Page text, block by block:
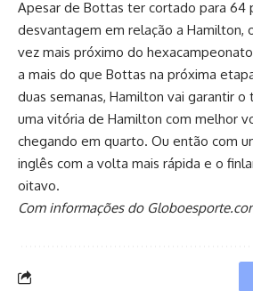
Apesar de Bottas ter cortado para 64
desvantagem em relação a Hamilton,
vez mais próximo do
a mais do que Bottas na próxima
duas semanas, Hamilton vai garantir
uma vitória de Hamilton com melhor
chegando em quarto. Ou então com
inglês com a volta mais rápida e o
oitavo.
Com informações do